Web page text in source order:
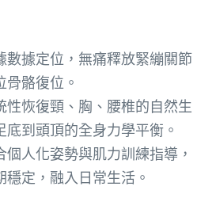
數據定位，無痛釋放緊繃關節
骨骼復位。
性恢復頸、胸、腰椎的自然生
到頭頂的全身力學平衡。
個人化姿勢與肌力訓練指導，
定，融入日常生活。